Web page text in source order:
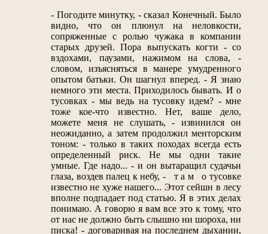
- Погодите минутку, - сказал Конечный. Было
видно, что он плюнул на неловкости,
сопряженные с ролью чужака в компании
старых друзей. Пора выпускать когти - со
вздохами, паузами, нажимом на слова, -
словом, изъясняться в манере умудренного
опытом батьки. Он шагнул вперед. - Я знаю
немного эти места. Приходилось бывать. И о
тусовках - мы ведь на тусовку идем? - мне
тоже кое-что известно. Нет, ваше дело,
можете меня не слушать, - извинился он
неожиданно, а затем продолжил менторским
тоном: - только в таких походах всегда есть
определенный риск. Не мы одни такие
умные. Где надо... - и он вытаращил судачьи
глаза, воздев палец к небу, - т а м о тусовке
известно не хуже нашего... Этот сейшн в лесу
вполне подпадает под статью. Я в этих делах
понимаю. А говорю я вам все это к тому, что
от нас не должно быть слышно ни шороха, ни
писка! - договаривая на последнем дыхании,